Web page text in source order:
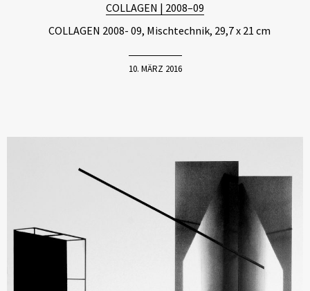
COLLAGEN | 2008–09
COLLAGEN 2008- 09, Mischtechnik, 29,7 x 21 cm
10. MÄRZ 2016